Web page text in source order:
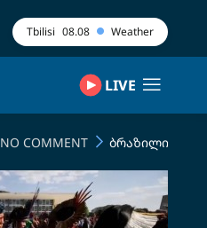
Tbilisi 08.08 Weather
LIVE
NO COMMENT ბრაზილია,